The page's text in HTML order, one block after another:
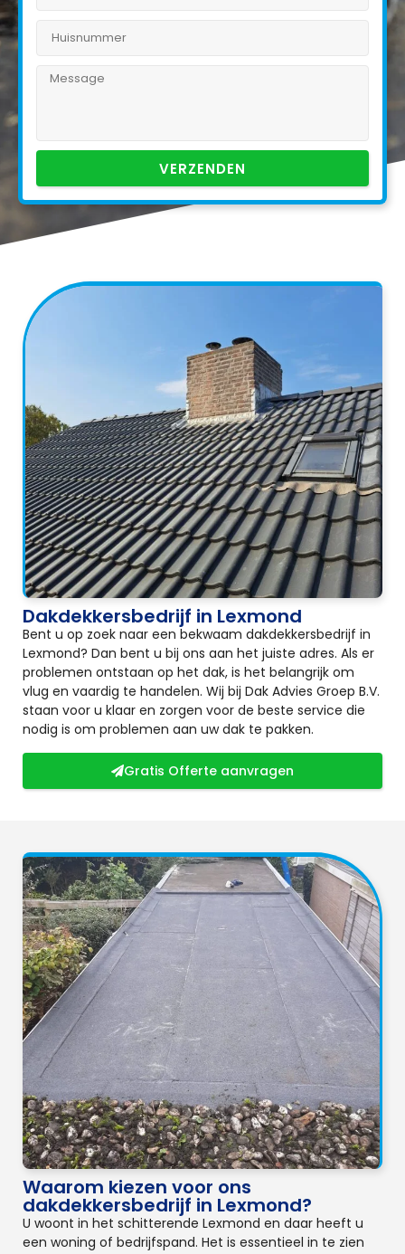
VERZENDEN
Dakdekkersbedrijf in Lexmond
Bent u op zoek naar een bekwaam dakdekkersbedrijf in
Lexmond? Dan bent u bij ons aan het juiste adres. Als er
problemen ontstaan op het dak, is het belangrijk om
vlug en vaardig te handelen. Wij bij Dak Advies Groep B.V.
staan voor u klaar en zorgen voor de beste service die
nodig is om problemen aan uw dak te pakken.
Gratis Offerte aanvragen
Waarom kiezen voor ons
dakdekkersbedrijf in Lexmond?
U woont in het schitterende Lexmond en daar heeft u
een woning of bedrijfspand. Het is essentieel in te zien